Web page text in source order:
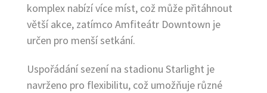
komplex nabízí více míst, což může přitáhnout
větší akce, zatímco Amfiteátr Downtown je
určen pro menší setkání.
Uspořádání sezení na stadionu Starlight je
navrženo pro flexibilitu, což umožňuje různé